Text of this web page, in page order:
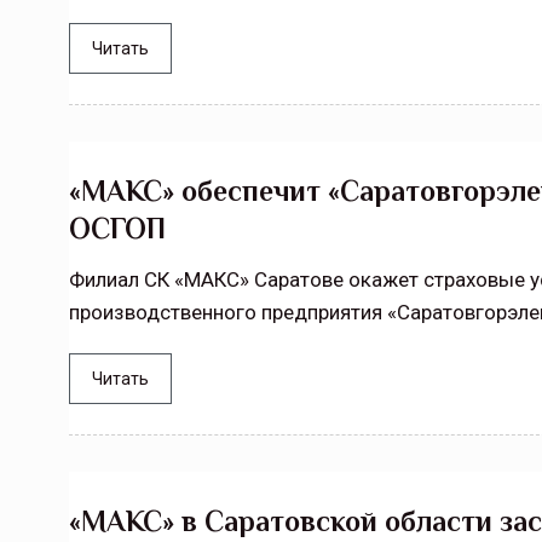
Читать
«МАКС» обеспечит
ОСГОП
Филиал СК «МАКС» Саратове окажет страховые
производственного предприятия
Читать
«МАКС» в Саратовской области
ССТ, 2025 №4 СЕНТЯБРЬ